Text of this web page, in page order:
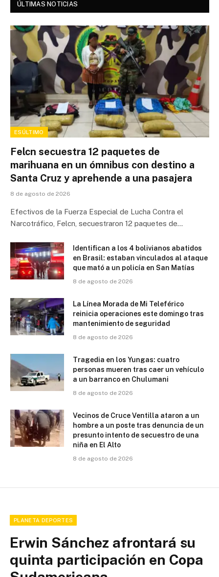
ÚLTIMAS NOTICIAS
ESÚLTIMO
Felcn secuestra 12 paquetes de
marihuana en un ómnibus con destino a
Santa Cruz y aprehende a una pasajera
8 de agosto de 2026
Efectivos de la Fuerza Especial de Lucha Contra el
Narcotráfico, Felcn, secuestraron 12 paquetes de…
Identifican a los 4 bolivianos abatidos
en Brasil: estaban vinculados al ataque
que mató a un policía en San Matías
8 de agosto de 2026
La Línea Morada de Mi Teleférico
reinicia operaciones este domingo tras
mantenimiento de seguridad
8 de agosto de 2026
Tragedia en los Yungas: cuatro
personas mueren tras caer un vehículo
a un barranco en Chulumani
8 de agosto de 2026
Vecinos de Cruce Ventilla ataron a un
hombre a un poste tras denuncia de un
presunto intento de secuestro de una
niña en El Alto
8 de agosto de 2026
PLANETA DEPORTES
Erwin Sánchez afrontará su
quinta participación en Copa